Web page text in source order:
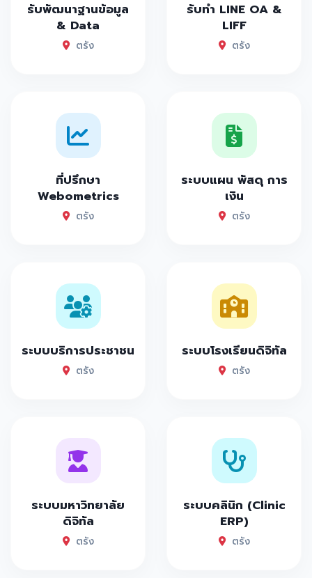
รับพัฒนาฐานข้อมูล
& Data
ตรัง
รับทำ LINE OA &
LIFF
ตรัง
ที่ปรึกษา
Webometrics
ตรัง
ระบบแผน พัสดุ การ
เงิน
ตรัง
ระบบบริการประชาชน
ตรัง
ระบบโรงเรียนดิจิทัล
ตรัง
ระบบมหาวิทยาลัย
ดิจิทัล
ตรัง
ระบบคลินิก (Clinic
ERP)
ตรัง